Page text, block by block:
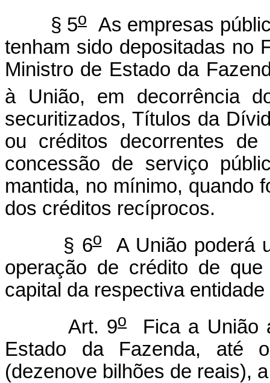
§ 5o
As empresas
tenham sido depositadas no
Ministro de Estado da
à União, em decorrência
securitizados, Títulos da
ou créditos decorrentes
concessão de serviço
mantida, no mínimo, quando
dos créditos recíprocos.
§ 6oA União poderá
operação de crédito de
capital da respectiva
Art. 9oFica a União
Estado da Fazenda, até
(dezenove bilhões de reais),